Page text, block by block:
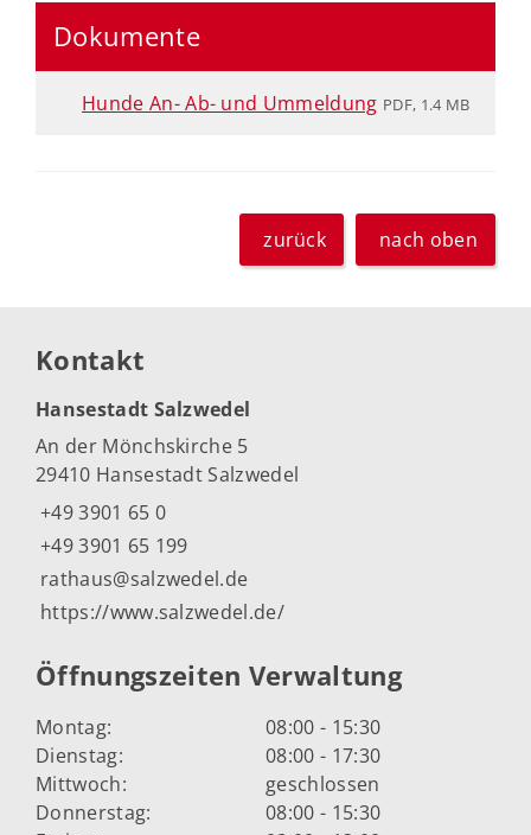
Dokumente
Hunde An- Ab- und Ummeldung PDF, 1.4 MB
zurück nach oben
Kontakt
Hansestadt Salzwedel
An der Mönchskirche 5
29410 Hansestadt Salzwedel
+49 3901 65 0
+49 3901 65 199
rathaus@salzwedel.de
https://www.salzwedel.de/
Öffnungszeiten Verwaltung
Montag:
08:00 - 15:30
Dienstag:
08:00 - 17:30
Mittwoch:
geschlossen
Donnerstag:
08:00 - 15:30